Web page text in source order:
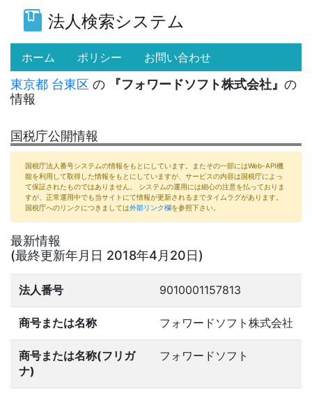
法人検索システム
ホーム (current)
ポリシー お問い合わせ
東京都 台東区 の 『フォワードソフト株式会社』 の
情報
国税庁公開情報
国税庁法人番号システムの情報をもとにしています。またその一部にはWeb-API機
能を利用して取得した情報をもとにしていますが、サービスの内容は国税庁によっ
て保証されたものではありません。 システムの運用には細心の注意を払っておりま
すが、正常運用中でも当サイトにて情報が更新されるまでタイムラグがあります。
国税庁へのリンクにつきましては外部リンク欄を参照下さい。
最新情報
(最終更新年月日 2018年4月20日)
法人番号 9010001157813
商号または名称 フォワードソフト株式会社
商号または名称(フリガ
ナ)
フォワードソフト